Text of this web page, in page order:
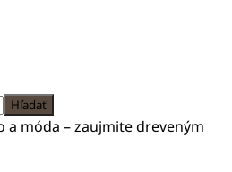
a móda – zaujmite dreveným